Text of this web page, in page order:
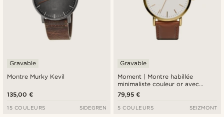
Montre Murky Kevil
Gravable
135,00 €
15 COULEURS SIDEGREN
Moment | Montre habillée
minimaliste couleur or avec
mouvement analogique à quartz,
cadran blanc & bracelet en cuir
couleur rouille
Gravable
79,95 €
5 COULEURS SEIZMONT